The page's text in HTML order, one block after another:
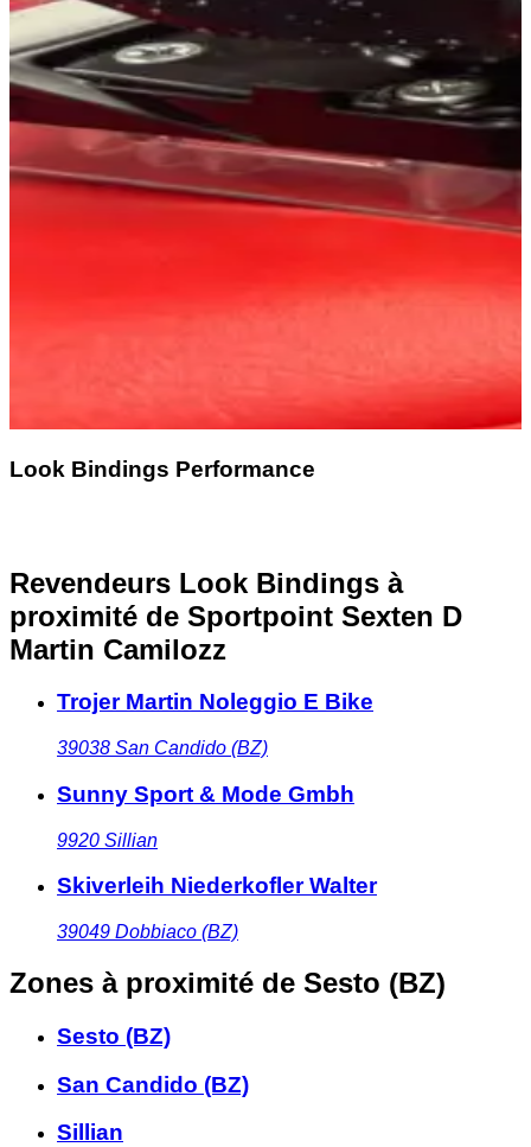
Look Bindings Performance
Revendeurs Look Bindings à
proximité de Sportpoint Sexten D
Martin Camilozz
Trojer Martin Noleggio E Bike
39038 San Candido (BZ)
Sunny Sport & Mode Gmbh
9920 Sillian
Skiverleih Niederkofler Walter
39049 Dobbiaco (BZ)
Zones à proximité de Sesto (BZ)
Sesto (BZ)
San Candido (BZ)
Sillian